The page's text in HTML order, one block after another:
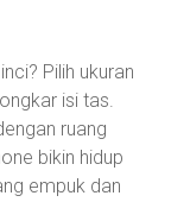
Pilih ukuran
isi tas.
ruang
bikin hidup
empuk dan